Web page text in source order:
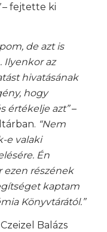
– fejtette ki
de azt is
Ilyenkor az
hivatásának
hogy
értékelje azt”–
“Nem
e valaki
Én
ezen részének
kaptam
Könyvtárától.”
Balázs